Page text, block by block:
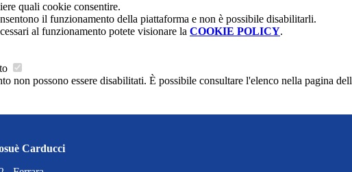
quali cookie consentire.
il funzionamento della piattaforma e non è possibile disabilitarli.
al funzionamento potete visionare la COOKIE POLICY.
non possono essere disabilitati. È possibile consultare l'elenco nella pagina
Carducci